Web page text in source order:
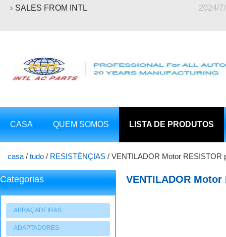
SALES FROM INTL 2024/
CASA QUEM SOMOS LISTA DE PRODUTOS
casa / tudo / RESISTÉNÇIAS / VENTILADOR Motor RESISTOR
1325972 1206927 1253185 A3 3M5H-18B647-AC
Categorias
ABRAÇADEIRAS
ADAPTADORES
VENTILADOR